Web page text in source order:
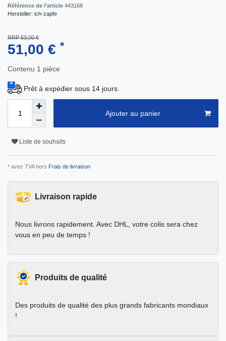
Référence de l’article 443168
Hersteller: ich-zapfe
RRP 53,00 €
51,00 € *
Contenu 1 pièce
Prêt à expédier sous 14 jours.
Ajouter au panier
Liste de souhaits
* avec TVA hors Frais de livraison
Livraison rapide
Nous livrons rapidement. Avec DHL, votre colis sera chez
vous en peu de temps !
Produits de qualité
Des produits de qualité des plus grands fabricants mondiaux
!